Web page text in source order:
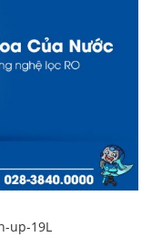
up-19L